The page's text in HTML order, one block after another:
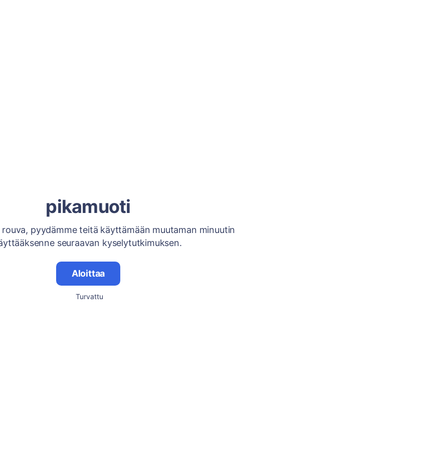
pikamuoti
pyydämme teitä käyttämään muutaman minuutin
seuraavan kyselytutkimuksen.
Aloittaa
Turvattu